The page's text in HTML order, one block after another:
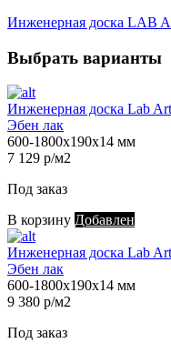
Инженерная доска LAB
Выбрать варианты
Инженерная доска Lab
Эбен лак
600-1800х190х14 мм
7 129 р/м2
Под заказ
В корзину Добавлен
Инженерная доска Lab
Эбен лак
600-1800х190х14 мм
9 380 р/м2
Под заказ